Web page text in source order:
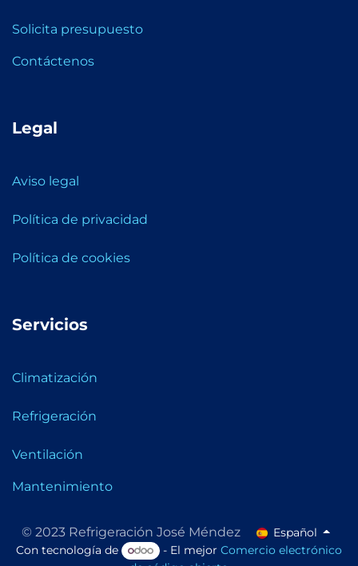
Solicita presupuesto
Contáctenos
Legal
Aviso legal
Política de privacidad
Política de cookies
Servicios
Climatización
Refrigeración
Ventilación
Mantenimiento
© 2023 Refrigeración José Méndez
Español
Con tecnología de
- El mejorComercio electrónico